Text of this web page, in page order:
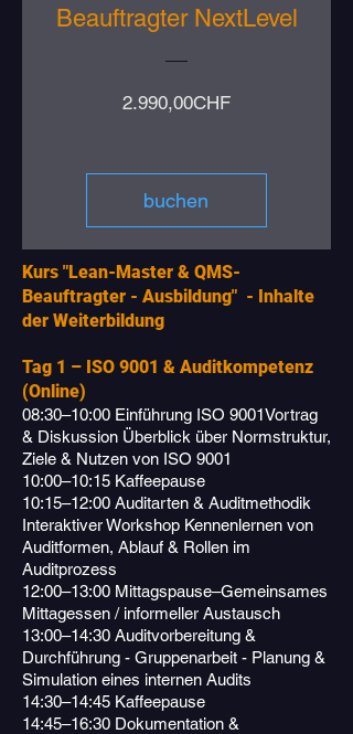
Beauftragter NextLevel
2.990,00CHFPreis
buchen
Kurs "Lean-Master & QMS-
Beauftragter - Ausbildung" - Inhalte
der Weiterbildung
Tag 1 – ISO 9001 & Auditkompetenz
(Online)
08:30–10:00 Einführung ISO 9001Vortrag
& Diskussion Überblick über Normstruktur,
Ziele & Nutzen von ISO 9001
10:00–10:15 Kaffeepause
10:15–12:00 Auditarten & Auditmethodik
Interaktiver Workshop Kennenlernen von
Auditformen, Ablauf & Rollen im
Auditprozess
12:00–13:00 Mittagspause–Gemeinsames
Mittagessen / informeller Austausch
13:00–14:30 Auditvorbereitung &
Durchführung - Gruppenarbeit - Planung &
Simulation eines internen Audits
14:30–14:45 Kaffeepause
14:45–16:30 Dokumentation &